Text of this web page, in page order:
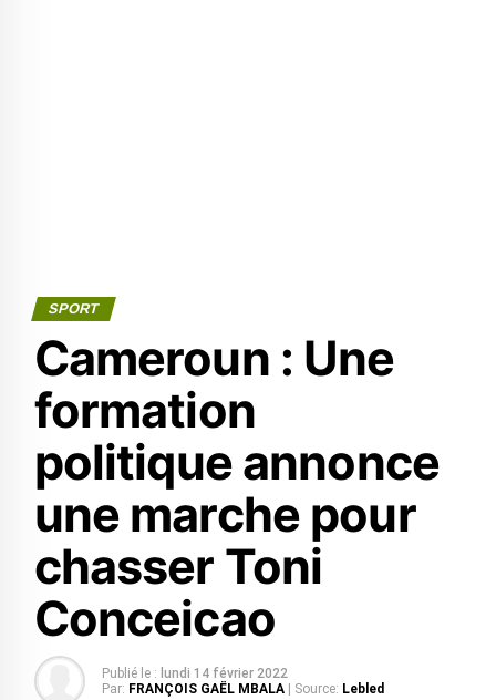
SPORT
Cameroun : Une
formation
politique annonce
une marche pour
chasser Toni
Conceicao
Publié le : lundi 14 février 2022
Par: FRANÇOIS GAËL MBALA | Source: Lebled